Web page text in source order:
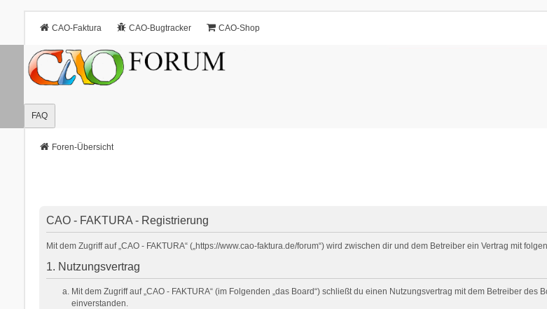
CAO-Faktura CAO-Bugtracker CAO-Shop
FAQ
Foren-Übersicht
CAO - FAKTURA - Registrierung
Mit dem Zugriff auf „CAO - FAKTURA“ („https://www.cao-faktura.de/forum“) wird zwischen dir und dem Betreiber ein Vertrag mit
1. Nutzungsvertrag
Mit dem Zugriff auf „CAO - FAKTURA“ (im Folgenden „das Board“) schließt du einen Nutzungsvertrag mit dem Betreiber
einverstanden.